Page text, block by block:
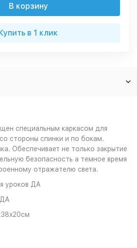
В корзину
в 1 клик
специальным каркасом для
стороны спинки и по бокам.
Обеспечивает не только закрытие
безопасность а темное время
отражателю света.
уроков ДА
ДА